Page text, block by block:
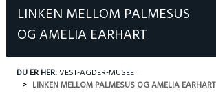
LINKEN MELLOM PALMESUS
OG AMELIA EARHART
DU ER HER:VEST-AGDER-MUSEET
LINKEN MELLOM PALMESUS OG AMELIA EARHART